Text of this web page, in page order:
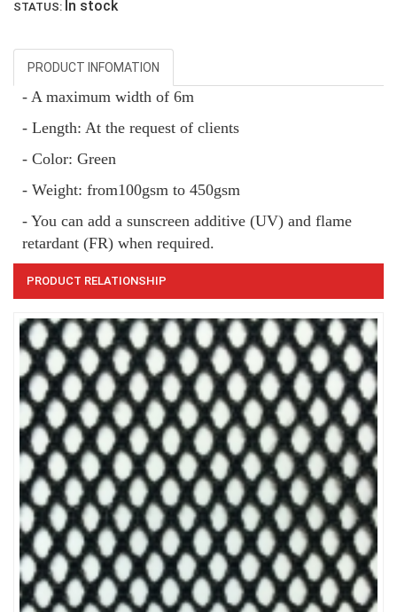
LƯỚI CHẮN CÔN TRÙNG
LƯỚI CHẮN CÔN TRÙNG
LƯỚI NUÔI TRỒNG HẢI SẢN
STATUS: In stock
PRODUCT INFOMATION
- A maximum width of 6m
- Length: At the request of clients
- Color: Green
- Weight: from100gsm to 450gsm
- You can add a sunscreen additive (UV) and flame
retardant (FR) when required.
PRODUCT RELATIONSHIP